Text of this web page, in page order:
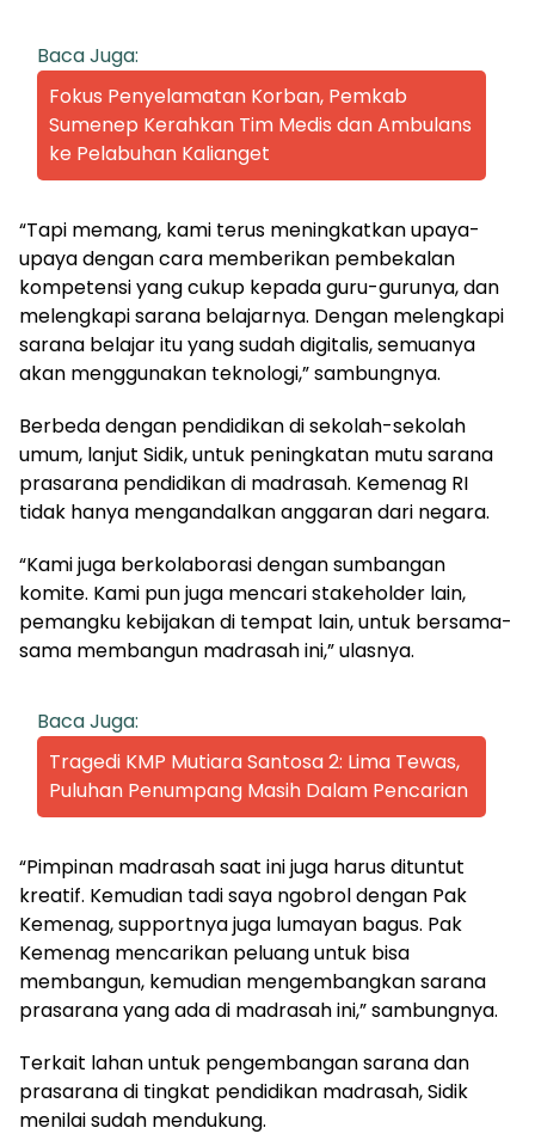
Baca Juga:
Fokus Penyelamatan Korban, Pemkab
Sumenep Kerahkan Tim Medis dan Ambulans
ke Pelabuhan Kalianget
“Tapi memang, kami terus meningkatkan upaya-
upaya dengan cara memberikan pembekalan
kompetensi yang cukup kepada guru-gurunya, dan
melengkapi sarana belajarnya. Dengan melengkapi
sarana belajar itu yang sudah digitalis, semuanya
akan menggunakan teknologi,” sambungnya.
Berbeda dengan pendidikan di sekolah-sekolah
umum, lanjut Sidik, untuk peningkatan mutu sarana
prasarana pendidikan di madrasah. Kemenag RI
tidak hanya mengandalkan anggaran dari negara.
“Kami juga berkolaborasi dengan sumbangan
komite. Kami pun juga mencari stakeholder lain,
pemangku kebijakan di tempat lain, untuk bersama-
sama membangun madrasah ini,” ulasnya.
Baca Juga:
Tragedi KMP Mutiara Santosa 2: Lima Tewas,
Puluhan Penumpang Masih Dalam Pencarian
“Pimpinan madrasah saat ini juga harus dituntut
kreatif. Kemudian tadi saya ngobrol dengan Pak
Kemenag, supportnya juga lumayan bagus. Pak
Kemenag mencarikan peluang untuk bisa
membangun, kemudian mengembangkan sarana
prasarana yang ada di madrasah ini,” sambungnya.
Terkait lahan untuk pengembangan sarana dan
prasarana di tingkat pendidikan madrasah, Sidik
menilai sudah mendukung.